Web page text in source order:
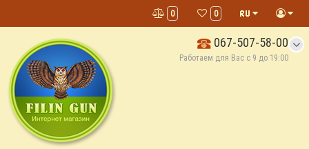
0
0
067-507-58-00
Работаем для Вас с 9 до 19:00